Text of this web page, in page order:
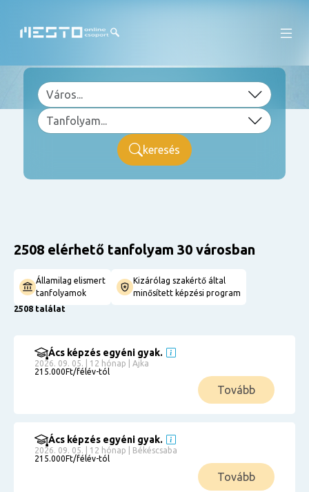
keresés
2508 elérhető tanfolyam 30 városban
Államilag elismert
tanfolyamok
Kizárólag szakértő által
minősített képzési program
2508 találat
Ács képzés egyéni gyak.
2026. 09. 05. | 12 hónap | Ajka
215.000Ft/félév-tól
Tovább
Ács képzés egyéni gyak.
2026. 09. 05. | 12 hónap | Békéscsaba
215.000Ft/félév-tól
Tovább